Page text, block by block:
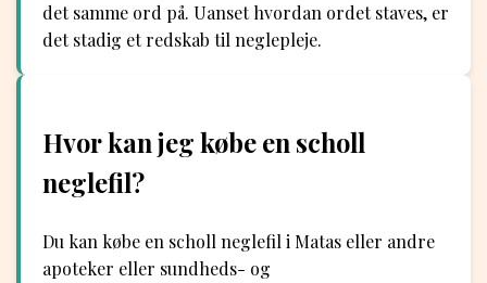
det samme ord på. Uanset hvordan ordet staves, er
det stadig et redskab til neglepleje.
Hvor kan jeg købe en scholl
neglefil?
Du kan købe en scholl neglefil i Matas eller andre
apoteker eller sundheds- og